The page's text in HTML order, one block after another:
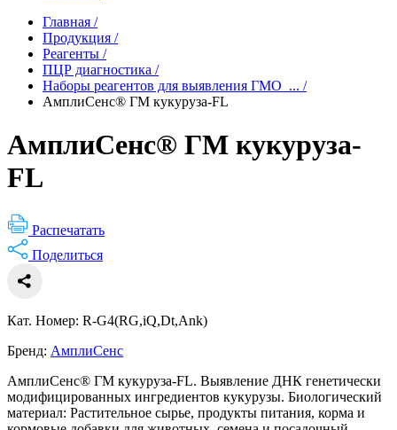
Главная /
Продукция /
Реагенты /
ПЦР диагностика /
Наборы реагентов для выявления ГМО_... /
АмплиСенс® ГМ кукуруза-FL
АмплиСенс® ГМ кукуруза-
FL
Распечатать
Поделиться
Кат. Номер: R-G4(RG,iQ,Dt,Ank)
Бренд: АмплиСенс
АмплиСенс® ГМ кукуруза-FL. Выявление ДНК генетически
модифицированных ингредиентов кукурузы. Биологический
материал: Растительное сырье, продукты питания, корма и